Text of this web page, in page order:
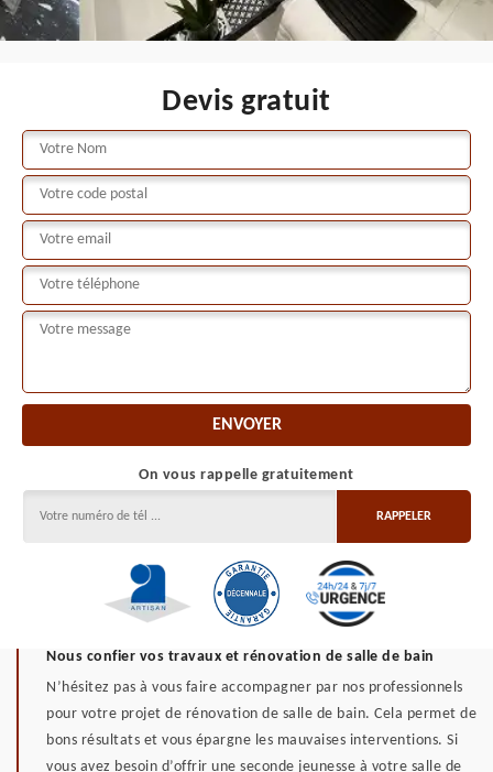
Devis gratuit
On vous rappelle gratuitement
Nous confier vos travaux et rénovation de salle de bain
N’hésitez pas à vous faire accompagner par nos professionnels
pour votre projet de rénovation de salle de bain. Cela permet de
bons résultats et vous épargne les mauvaises interventions. Si
vous avez besoin d’offrir une seconde jeunesse à votre salle de